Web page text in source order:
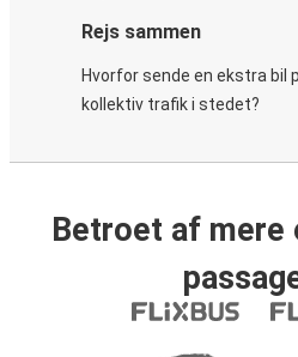
Rejs sammen
Hvorfor sende en ekstra bil
kollektiv trafik i stedet?
Betroet af mere